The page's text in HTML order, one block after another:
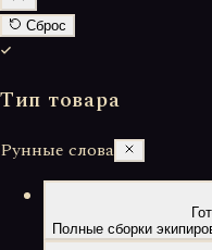
Сброс
Тип товара
Рунные слова
Полные сборки